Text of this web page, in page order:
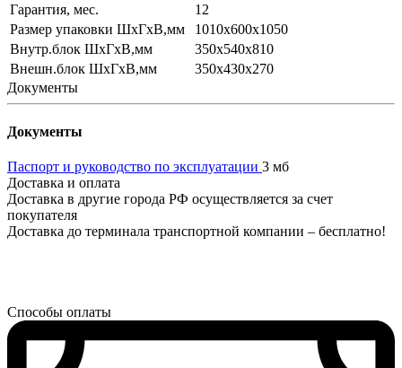
Гарантия, мес.
12
Размер упаковки ШхГхВ,мм
1010x600x1050
Внутр.блок ШхГхВ,мм
350x540x810
Внешн.блок ШхГхВ,мм
350х430х270
Документы
Документы
Паспорт и руководство по эксплуатации 3 мб
Доставка и оплата
Доставка в другие города РФ осуществляется за счет
покупателя
Доставка до терминала транспортной компании – бесплатно!
Способы оплаты